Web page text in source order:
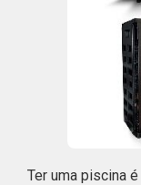
Ter uma piscina